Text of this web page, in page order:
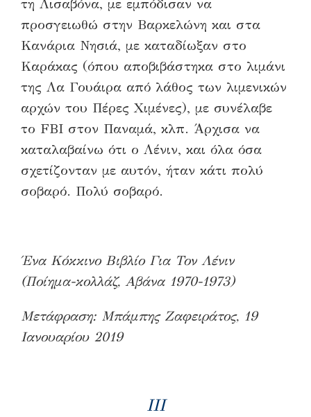
τη Λισαβόνα, με εμπόδισαν να
προσγειωθώ στην Βαρκελώνη και στα
Κανάρια Νησιά, με καταδίωξαν στο
Καράκας (όπου αποβιβάστηκα στο λιμάνι
της Λα Γουάιρα από λάθος των λιμενικών
αρχών του Πέρες Χιμένες), με συνέλαβε
το FBI στον Παναμά, κλπ. Άρχισα να
καταλαβαίνω ότι ο Λένιν, και όλα όσα
σχετίζονταν με αυτόν, ήταν κάτι πολύ
σοβαρό. Πολύ σοβαρό.
Ένα Κόκκινο Βιβλίο Για Τον Λένιν
(Ποίημα-κολλάζ, Αβάνα 1970-1973)
Μετάφραση: Μπάμπης Ζαφειράτος, 19
Ιανουαρίου 2019
III